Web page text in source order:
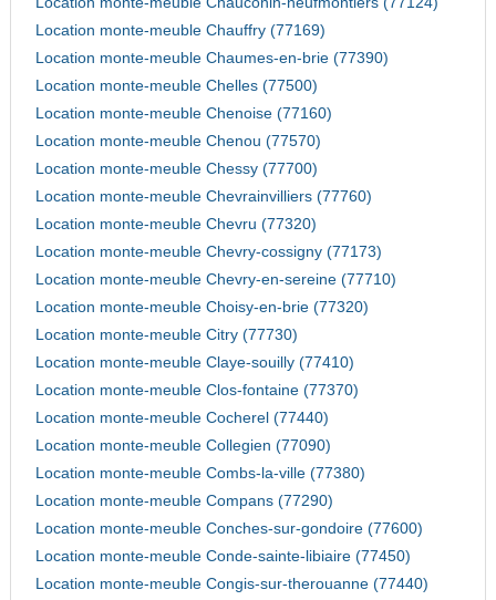
Location monte-meuble Chauffry (77169)
Location monte-meuble Chaumes-en-brie (77390)
Location monte-meuble Chelles (77500)
Location monte-meuble Chenoise (77160)
Location monte-meuble Chenou (77570)
Location monte-meuble Chessy (77700)
Location monte-meuble Chevrainvilliers (77760)
Location monte-meuble Chevru (77320)
Location monte-meuble Chevry-cossigny (77173)
Location monte-meuble Chevry-en-sereine (77710)
Location monte-meuble Choisy-en-brie (77320)
Location monte-meuble Citry (77730)
Location monte-meuble Claye-souilly (77410)
Location monte-meuble Clos-fontaine (77370)
Location monte-meuble Cocherel (77440)
Location monte-meuble Collegien (77090)
Location monte-meuble Combs-la-ville (77380)
Location monte-meuble Compans (77290)
Location monte-meuble Conches-sur-gondoire (77600)
Location monte-meuble Conde-sainte-libiaire (77450)
Location monte-meuble Congis-sur-therouanne (77440)